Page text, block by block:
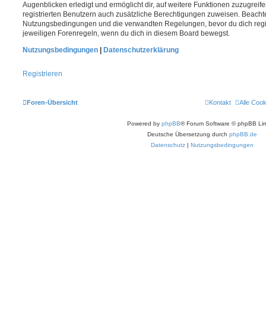
Augenblicken erledigt und ermöglicht dir, auf weitere Funktionen
registrierten Benutzern auch zusätzliche Berechtigungen zuweisen.
Nutzungsbedingungen und die verwandten Regelungen, bevor du dich
jeweiligen Forenregeln, wenn du dich in diesem Board bewegst.
Nutzungsbedingungen
Datenschutzerklärung
Registrieren
Foren-Übersicht Alle
Kontakt
Powered by phpBB® Forum Software © phpBB
Deutsche Übersetzung durch phpBB.de
Datenschutz | Nutzungsbedingungen